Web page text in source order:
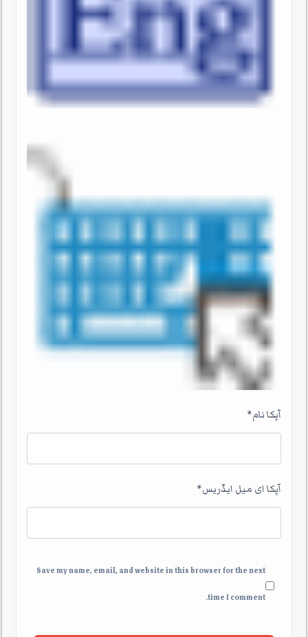
آپکا نام*
آپکا ای میل ایڈریس*
Save my name, email, and website in this browser for the next
time I comment.